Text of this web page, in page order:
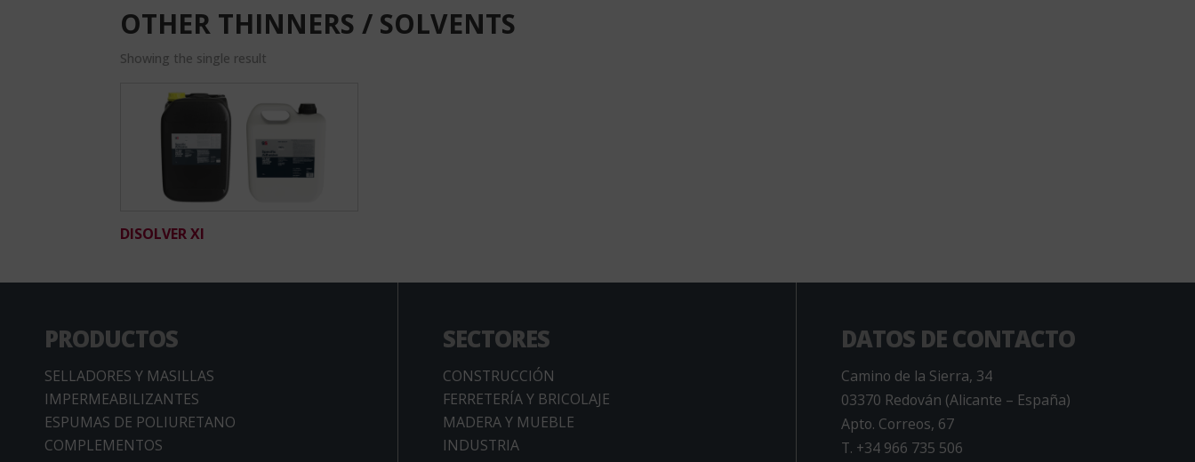
OTHER THINNERS / SOLVENTS
Showing the single result
DISOLVER XI
PRODUCTOS
SELLADORES Y MASILLAS
IMPERMEABILIZANTES
ESPUMAS DE POLIURETANO
COMPLEMENTOS
SECTORES
CONSTRUCCIÓN
FERRETERÍA Y BRICOLAJE
MADERA Y MUEBLE
INDUSTRIA
DATOS DE CONTACTO
Camino de la Sierra, 34
03370 Redován (Alicante – España)
Apto. Correos, 67
T. +34 966 735 506